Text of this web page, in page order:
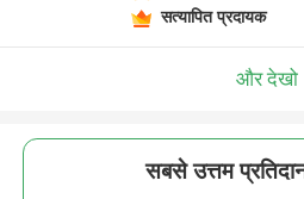
सत्यापित प्रदायक
और देखो
सबसे उत्तम